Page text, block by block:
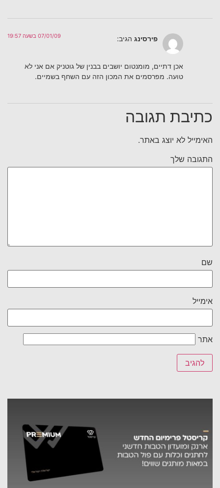
פירסינג הגיב: 07/01/09 בשעה 19:57
אכן דתיים, מומנטום יושבים בבנין של גוטניק אם אני לא
טועה. מפרסמים את המכון הזה עם השחף בשמיים.
כתיבת תגובה
האימייל לא יוצג באתר.
התגובה שלך
שם
אימייל
אתר